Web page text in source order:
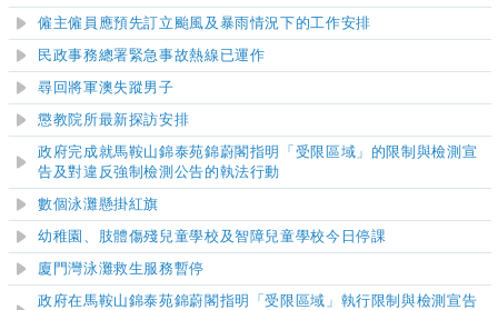
僱主僱員應預先訂立颱風及暴雨情況下的工作安排
民政事務總署緊急事故熱線已運作
尋回將軍澳失蹤男子
懲教院所最新探訪安排
政府完成就馬鞍山錦泰苑錦蔚閣指明「受限區域」的限制與檢測宣
告及對違反強制檢測公告的執法行動
數個泳灘懸掛紅旗
幼稚園、肢體傷殘兒童學校及智障兒童學校今日停課
廈門灣泳灘救生服務暫停
政府在馬鞍山錦泰苑錦蔚閣指明「受限區域」執行限制與檢測宣告